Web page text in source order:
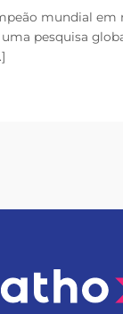
mundial em
pesquisa